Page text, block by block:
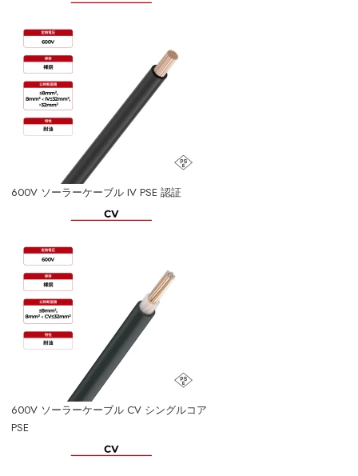
600V ソーラーケーブル IV PSE 認証
600V ソーラーケーブル CV シングルコア
PSE